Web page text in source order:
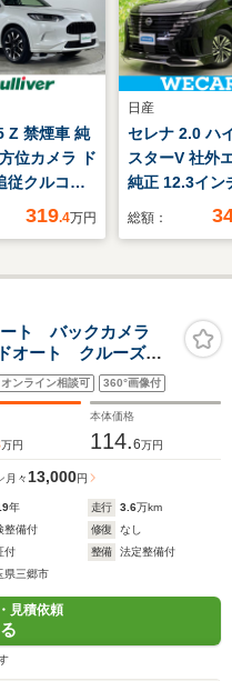
Z 禁煙車 純
位カメラ ド
従クルコン
ルアシスト
スト 電動
前席シート/
グヒーター
充電
319.4万円
日産
セレナ 2.0 ハ
スターV 社外
純正 12.3イン
リーナビ/イン
ーキ/両側電動
ューモニター/
脱防止支援シ
プロパイロッ
総額：
ト バックカメラ
オート クルーズコ
シュスタート ETC
オンライン相談可 360°画像付
万円
本体価格
114.6万円
月々 13,000円
年 走行 3.6万km
整備付 修復
なし
付 整備
法定整備付
県三郷市
見積依頼